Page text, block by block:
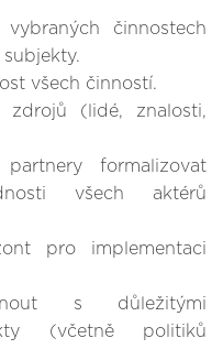
činnostech
všech činností.
zdrojů (lidé, znalosti,
formalizovat
všech aktérů
pro implementaci
s důležitými
(včetně politiků